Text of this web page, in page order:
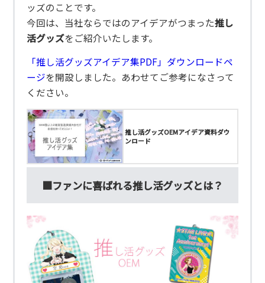
ッズのことです。
今回は、当社ならではのアイデアがつまった推し
活グッズをご紹介いたします。
「推し活グッズアイデア集PDF」ダウンロードペ
ージを開設しました。あわせてご参考になさって
ください。
推し活グッズOEMアイデア資料ダウ
ンロード
■ファンに喜ばれる推し活グッズとは？